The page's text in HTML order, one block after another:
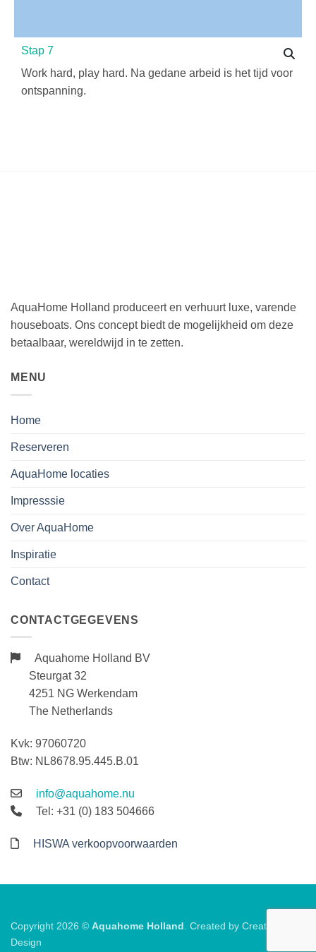
Stap 7
Work hard, play hard. Na gedane arbeid is het tijd voor
ontspanning.
AquaHome Holland produceert en verhuurt luxe, varende
houseboats. Ons concept biedt de mogelijkheid om deze
betaalbaar, wereldwijd in te zetten.
MENU
Home
Reserveren
AquaHome locaties
Impresssie
Over AquaHome
Inspiratie
Contact
CONTACTGEGEVENS
Aquahome Holland BV
Steurgat 32
4251 NG Werkendam
The Netherlands
Kvk: 97060720
Btw: NL8678.95.445.B.01
info@aquahome.nu
Tel: +31 (0) 183 504666
HISWA verkoopvoorwaarden
Copyright 2026 © Aquahome Holland . Created by Creative
Design